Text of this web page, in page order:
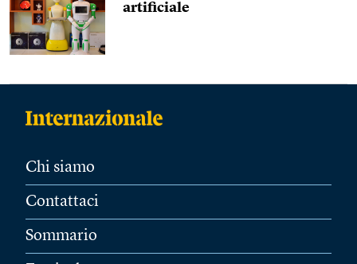
artificiale
Chi siamo
Contattaci
Sommario